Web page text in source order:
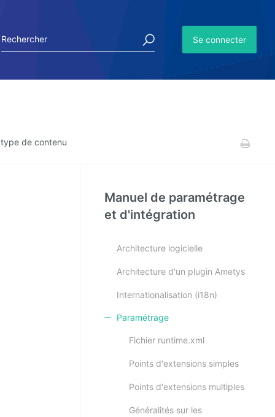
Se connecter
de contenu
Manuel de paramétrage
et d'intégration
Architecture logicielle
Architecture d'un plugin Ametys
Internationalisation (i18n)
Paramétrage
Fichier runtime.xml
Points d'extensions simples
Points d'extensions multiples
Généralités sur les